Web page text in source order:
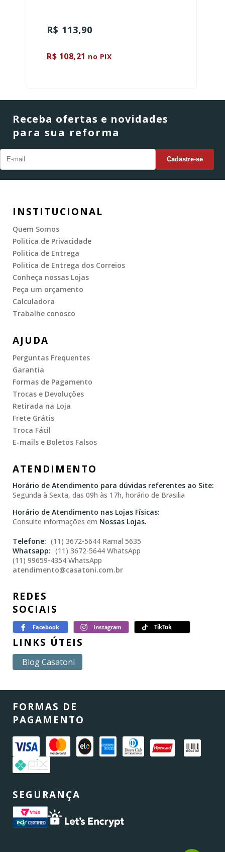
R$ 113,90
R$ 108,21 no PIX
Receba ofertas e novidades
para sua reforma
INSTITUCIONAL
Quem Somos
Politica de Privacidade
Politica de Entrega
Politica de Entrega dos Correios
Conheça nossas Lojas
Peça um orçamento
Calculadora
Trabalhe conosco
AJUDA
Perguntas Frequentes
Garantia
Formas de Pagamento
Trocas e Devoluções
Retirada na Loja
Frete Grátis
Troca Fácil
E-mails e Boletos Falsos
ATENDIMENTO
Horário de Atendimento para dúvidas referentes ao Site:
Segunda à Sexta, das 09h às 17h, horário de Brasilia
Horário de Atendimento nas Lojas Físicas:
Consulte informações em Nossas Lojas.
(11) 3672-5644 Ramal 5635
(11) 3672-5644 WhatsApp
(11) 99659-4354 WhatsApp
atendimento@casatoni.com.br
REDES
SOCIAIS
LINKS ÚTEIS
Blog Casatoni
FORMAS DE
PAGAMENTO
SEGURANÇA